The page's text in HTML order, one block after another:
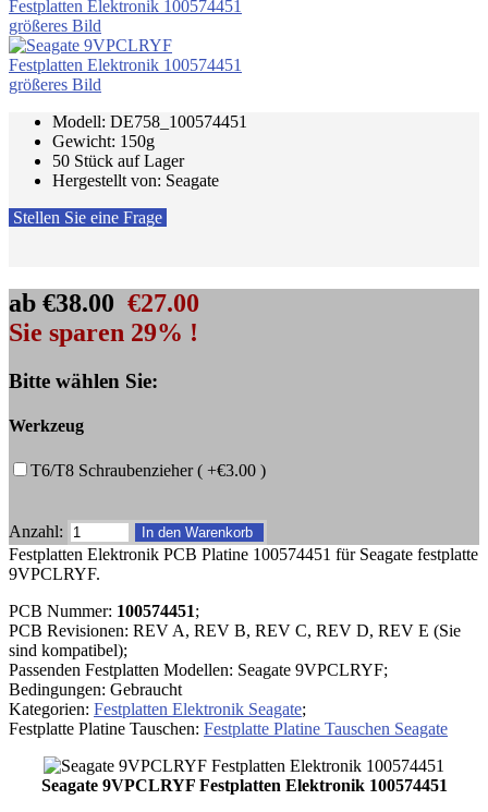
größeres Bild
größeres Bild
Modell: DE758_100574451
Gewicht: 150g
50 Stück auf Lager
Hergestellt von: Seagate
Stellen Sie eine Frage
ab €38.00 €27.00
Sie sparen 29% !
Bitte wählen Sie:
Werkzeug
T6/T8 Schraubenzieher ( +€3.00 )
Anzahl:
Festplatten Elektronik PCB Platine 100574451 für Seagate festplatte
9VPCLRYF.
PCB Nummer: 100574451;
PCB Revisionen: REV A, REV B, REV C, REV D, REV E (Sie
sind kompatibel);
Passenden Festplatten Modellen: Seagate 9VPCLRYF;
Bedingungen: Gebraucht
Kategorien: Festplatten Elektronik Seagate;
Festplatte Platine Tauschen: Festplatte Platine Tauschen Seagate
Seagate 9VPCLRYF Festplatten Elektronik 100574451